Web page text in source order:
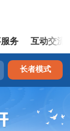
录 | 注册 | 移动版
务 互动交流
长者模式